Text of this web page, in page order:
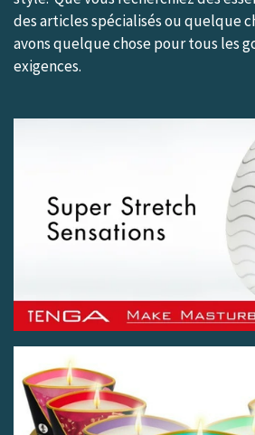
des articles spécialisés ou quelque
avons quelque chose pour tous les
exigences.